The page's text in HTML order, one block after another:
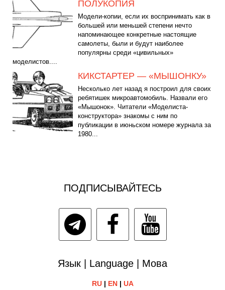
ПОЛУКОПИЯ
Модели-копии, если их воспринимать как в
большей или меньшей степени нечто
напоминающее конкретные настоящие
самолеты, были и будут наиболее
популярны среди «цивильных»
моделистов....
КИКСТАРТЕР — «МЫШОНКУ»
Несколько лет назад я построил для своих
ребятишек микроавтомобиль. Назвали его
«Мышонок». Читатели «Моделиста-
конструктора» знакомы с ним по
публикации в июньском номере журнала за
1980...
ПОДПИСЫВАЙТЕСЬ
Язык | Language | Мова
RU| EN| UA